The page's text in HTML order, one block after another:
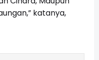
katanya,